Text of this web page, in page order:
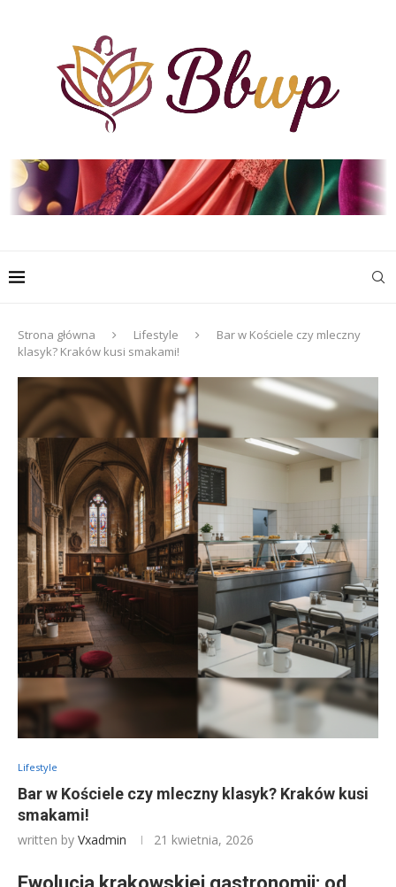
Strona główna Lifestyle
Bar w Kościele czy mleczny
klasyk? Kraków kusi smakami!
Lifestyle
Bar w Kościele czy mleczny klasyk? Kraków kusi
smakami!
written by Vxadmin 21 kwietnia, 2026
Ewolucja krakowskiej gastronomii: od